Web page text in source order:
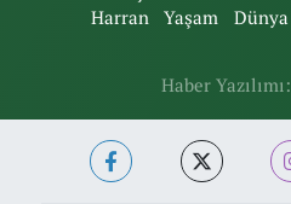
Harran
Yaşam Dünya
Haber Yazılımı: